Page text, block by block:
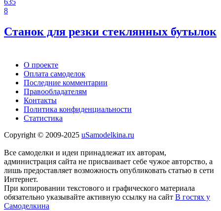
8
Станок для резки стеклянных бутылок
О проекте
Оплата самоделок
Последние комментарии
Правообладателям
Контакты
Политика конфиденциальности
Статистика
Copyright © 2009-2025 uSamodelkina.ru
Все самоделки и идеи принадлежат их авторам,
администрация сайта не присваивает себе чужое авторство, а
лишь предоставляет возможность опубликовать статью в сети
Интернет.
При копировании текстового и графического материала
обязательно указывайте активную ссылку на сайт В гостях у
Самоделкина